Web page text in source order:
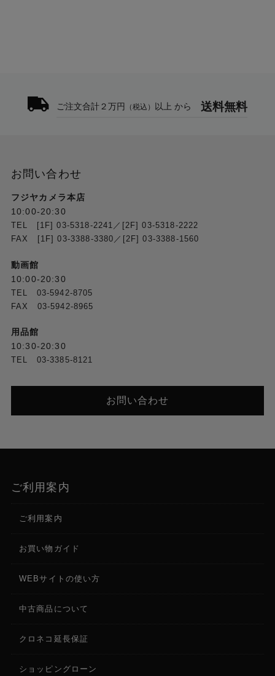
ご注文合計２万円 （税込） 以上 から 送料無料
お問い合わせ
フジヤカメラ本店
10:00-20:30
TEL [1F] 03-5318-2241／[2F] 03-5318-2222
FAX [1F] 03-3388-3380／[2F] 03-3388-1560
動画館
10:00-20:30
TEL 03-5942-8705
FAX 03-5942-8965
用品館
10:30-20:30
TEL 03-3385-8121
お問い合わせ
ご利用案内
ご利用案内
お買い物ガイド
WEBサイトの使い方
中古商品について
クロネコ延長保証
ショッピングローン